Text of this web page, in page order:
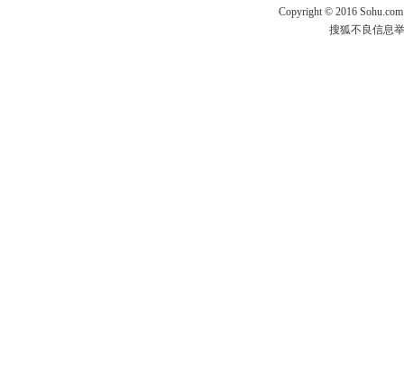
Copyright © 2016
搜狐不良信息